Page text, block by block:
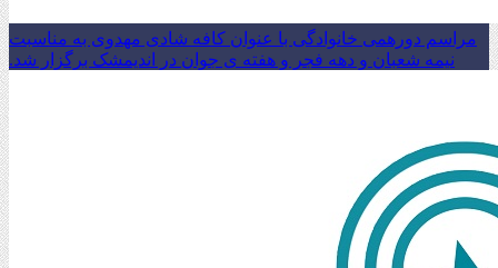
مراسم دورهمی خانوادگی با عنوان کافه شادی مهدوی به مناسبت
نیمه شعبان و دهه فجر و هفته ی جوان در اندیمشک برگزار شد.